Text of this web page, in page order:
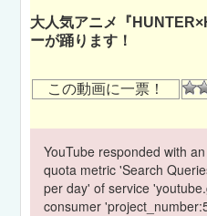
大人気アニメ『
ーが踊ります！
この動画に一票！
YouTube responded with
quota metric 'Search
per day' of service
consumer